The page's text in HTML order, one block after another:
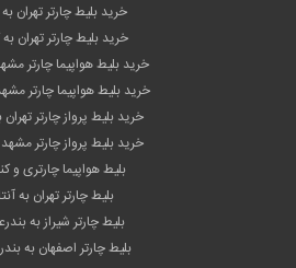
خرید بلیط چارتر تهران
خرید بلیط چارتر تهران
خرید بلیط هواپیما چارتر
خرید بلیط هواپیما چارتر
خرید بلیط پرواز چارتر
خرید بلیط پرواز چارتر مشهد
بلیط هواپیما چارتری و
بلیط چارتر تهران به
بلیط چارتر شیراز به
بلیط چارتر اصفهان به